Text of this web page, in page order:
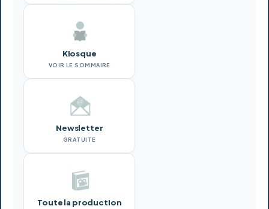
Kiosque
VOIR LE SOMMAIRE
Newsletter
GRATUITE
Toute la production